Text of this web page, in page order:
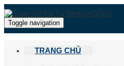
Toggle navigation
TRANG CHỦ